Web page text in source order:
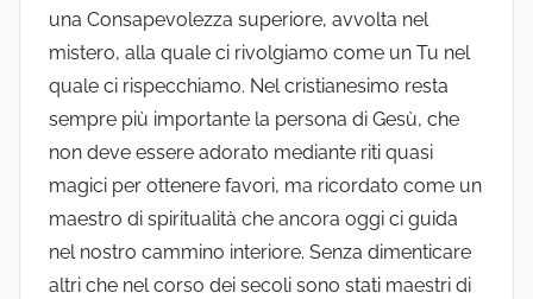
una Consapevolezza superiore, avvolta nel
mistero, alla quale ci rivolgiamo come un Tu nel
quale ci rispecchiamo. Nel cristianesimo resta
sempre più importante la persona di Gesù, che
non deve essere adorato mediante riti quasi
magici per ottenere favori, ma ricordato come un
maestro di spiritualità che ancora oggi ci guida
nel nostro cammino interiore. Senza dimenticare
altri che nel corso dei secoli sono stati maestri di